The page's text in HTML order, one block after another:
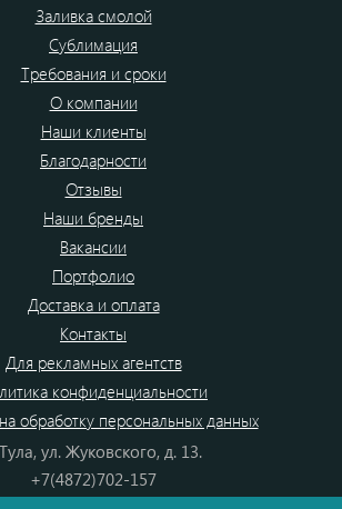
Заливка смолой
Сублимация
Требования и сроки
О компании
Наши клиенты
Благодарности
Отзывы
Наши бренды
Вакансии
Портфолио
Доставка и оплата
Контакты
Для рекламных агентств
конфиденциальности
обработку персональных данных
ул. Жуковского, д. 13.
+7(4872)702-157